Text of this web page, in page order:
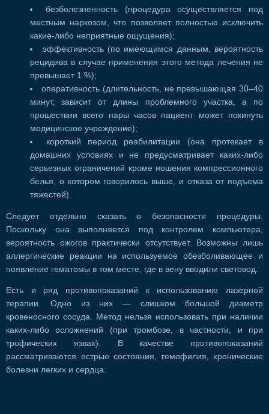
безболезненность (процедура осуществляется под
местным наркозом, что позволяет полностью исключить
какие-либо неприятные ощущения);
эффективность (по имеющимся данным, вероятность
рецидива в случае применения этого метода лечения не
превышает 1 %);
оперативность (длительность, не превышающая 30–40
минут, зависит от длины проблемного участка, а по
прошествии всего пары часов пациент может покинуть
медицинское учреждение);
короткий период реабилитации (она протекает в
домашних условиях и не предусматривает каких-либо
серьезных ограничений кроме ношения компрессионного
белья, о котором говорилось выше, и отказа от подъема
тяжестей).
Следует отдельно сказать о безопасности процедуры.
Поскольку она выполняется под контролем компьютера,
вероятность ожогов практически отсутствует. Возможны лишь
аллергические реакции на используемое обезболивающее и
появление гематомы в том месте, где в вену вводили световод.
Есть и ряд противопоказаний к использованию лазерной
терапии. Одно из них — слишком большой диаметр
кровеносного сосуда. Метод нельзя использовать при наличии
каких-либо осложнений (при тромбозе, в частности, и при
трофических язвах). В качестве противопоказаний
рассматриваются острые состояния, гемофилия, хронические
болезни легких и сердца.